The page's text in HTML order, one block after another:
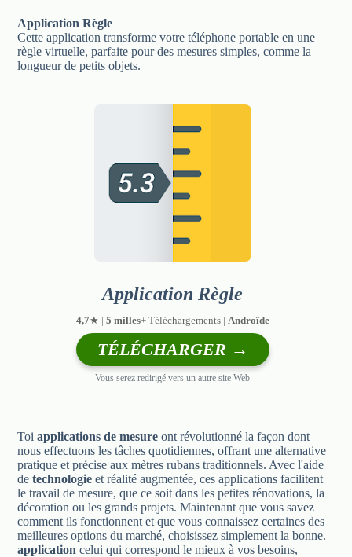
Application Règle
Cette application transforme votre téléphone portable en une
règle virtuelle, parfaite pour des mesures simples, comme la
longueur de petits objets.
Application Règle
4,7★ | 5 milles+ Téléchargements | Androïde
TÉLÉCHARGER →
Vous serez redirigé vers un autre site Web
Toiapplications de mesure ont révolutionné la façon dont
nous effectuons les tâches quotidiennes, offrant une alternative
pratique et précise aux mètres rubans traditionnels. Avec l'aide
detechnologie et réalité augmentée, ces applications facilitent
le travail de mesure, que ce soit dans les petites rénovations, la
décoration ou les grands projets. Maintenant que vous savez
comment ils fonctionnent et que vous connaissez certaines des
meilleures options du marché, choisissez simplement la bonne.
application celui qui correspond le mieux à vos besoins,